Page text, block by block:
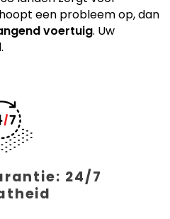
een probleem op, dan
voertuig. Uw
24/7